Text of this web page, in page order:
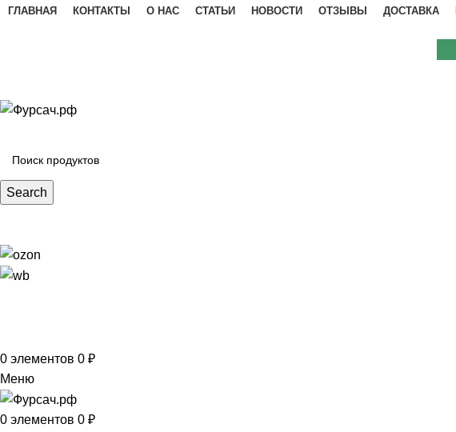
ГЛАВНАЯ КОНТАКТЫ О НАС СТАТЬИ НОВОСТИ ОТЗЫВЫ ДОСТАВКА
Search
0 элементов 0 ₽
Меню
0 элементов 0 ₽